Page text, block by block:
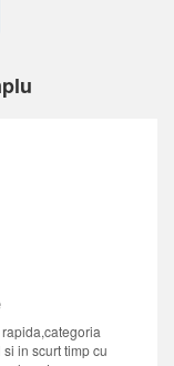
in scurt timp cu